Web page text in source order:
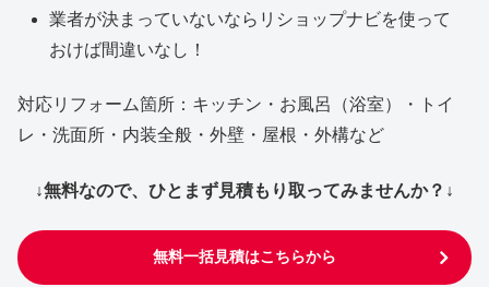
業者が決まっていないならリショップナビを使って
おけば間違いなし！
対応リフォーム箇所：キッチン・お風呂（浴室）・トイ
レ・洗面所・内装全般・外壁・屋根・外構など
↓無料なので、ひとまず見積もり取ってみませんか？↓
無料一括見積はこちらから